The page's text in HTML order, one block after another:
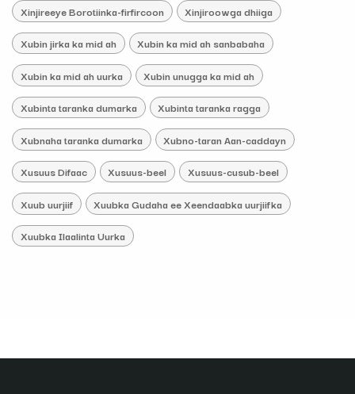
Xinjireeye Borotiinka-firfircoon Xinjiroowga dhiiga
Xubin jirka ka mid ah Xubin ka mid ah sanbabaha
Xubin ka mid ah uurka Xubin unugga ka mid ah
Xubinta taranka dumarka Xubinta taranka ragga
Xubnaha taranka dumarka Xubno-taran Aan-caddayn
Xusuus Difaac Xusuus-beel Xusuus-cusub-beel
Xuub uurjiif Xuubka Gudaha ee Xeendaabka uurjiifka
Xuubka Ilaalinta Uurka